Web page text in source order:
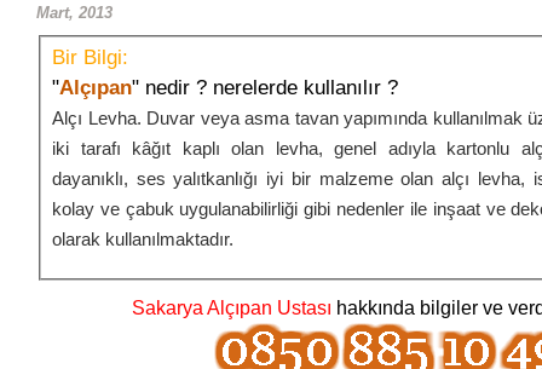
Mart, 2013
Bir Bilgi:
"Alçıpan" nedir ? nerelerde kullanılır ?
Alçı Levha. Duvar veya asma tavan yapımında kullanılmak
iki tarafı kâğıt kaplı olan levha, genel adıyla kartonlu
dayanıklı, ses yalıtkanlığı iyi bir malzeme olan alçı levha,
kolay ve çabuk uygulanabilirliği gibi nedenler ile inşaat ve
olarak kullanılmaktadır.
Sakarya Alçıpan Ustası hakkında bilgiler ve